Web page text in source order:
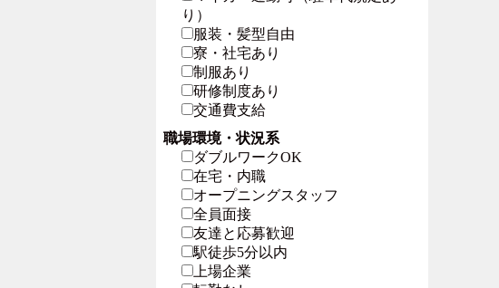
り）
服装・髪型自由
寮・社宅あり
制服あり
研修制度あり
交通費支給
職場環境・状況系
ダブルワークOK
在宅・内職
オープニングスタッフ
全員面接
友達と応募歓迎
駅徒歩5分以内
上場企業